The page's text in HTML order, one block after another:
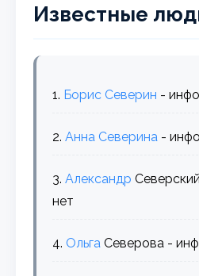
Известные
1. Борис Северин -
2.Анна Северина -
3.Александр
нет
4. Ольга Северова -